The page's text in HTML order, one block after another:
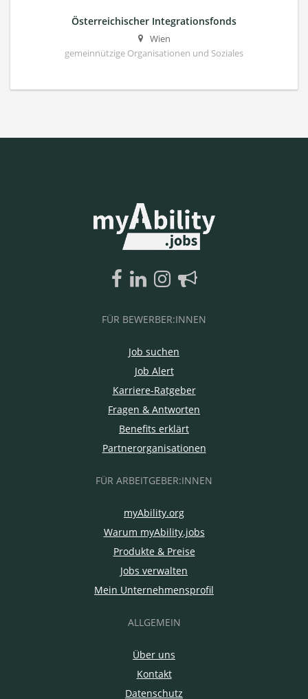
Österreichischer Integrationsfonds
Wien
gemeinnützige Organisationen und Soziales
FÜR BEWERBER:INNEN
Job suchen
Job Alert
Karriere-Ratgeber
Fragen & Antworten
Benefits erklärt
Partnerorganisationen
FÜR ARBEITGEBER:INNEN
myAbility.org
Warum myAbility.jobs
Produkte & Preise
Jobs verwalten
Mein Unternehmensprofil
ALLGEMEIN
Über uns
Kontakt
Datenschutz